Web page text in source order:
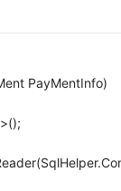
PayMentInfo)